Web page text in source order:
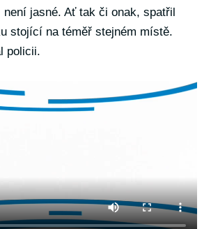
jasné. Ať tak či onak, spatřil
stojící na téměř stejném místě.
policii.